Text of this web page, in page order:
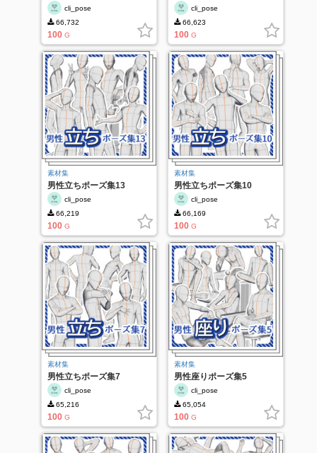
cli_pose
66,732
100 G
cli_pose
66,623
100 G
素材集
男性立ちポーズ集13
cli_pose
66,219
100 G
素材集
男性立ちポーズ集10
cli_pose
66,169
100 G
素材集
男性立ちポーズ集7
cli_pose
65,216
100 G
素材集
男性座りポーズ集5
cli_pose
65,054
100 G